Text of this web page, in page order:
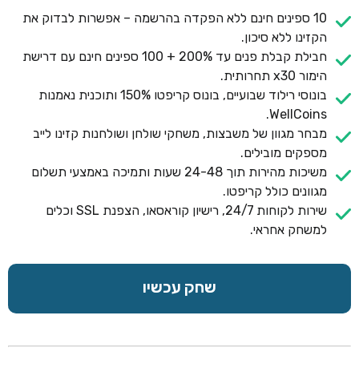
10 ספינים חינם ללא הפקדה בהרשמה – אפשרות לבדוק את
הקזינו ללא סיכון.
חבילת קבלת פנים עד 200% + 100 ספינים חינם עם דרישת
הימור x30 תחרותית.
בונוסי רילוד שבועיים, בונוס קריפטו 150% ותוכנית נאמנות
WellCoins.
מבחר מגוון של משבצות, משחקי שולחן ושולחנות קזינו לייב
מספקים מובילים.
משיכות מהירות תוך 24-48 שעות ותמיכה באמצעי תשלום
מגוונים כולל קריפטו.
שירות לקוחות 24/7, רישיון קוראסאו, הצפנת SSL וכלים
למשחק אחראי.
שחק עכשיו